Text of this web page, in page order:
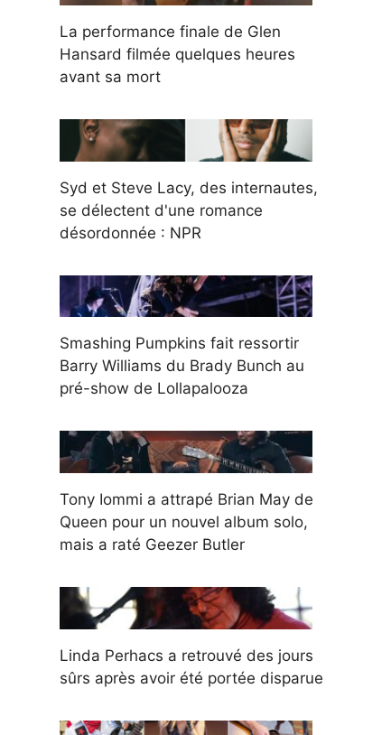
La performance finale de Glen
Hansard filmée quelques heures
avant sa mort
Syd et Steve Lacy, des internautes,
se délectent d'une romance
désordonnée : NPR
Smashing Pumpkins fait ressortir
Barry Williams du Brady Bunch au
pré-show de Lollapalooza
Tony Iommi a attrapé Brian May de
Queen pour un nouvel album solo,
mais a raté Geezer Butler
Linda Perhacs a retrouvé des jours
sûrs après avoir été portée disparue